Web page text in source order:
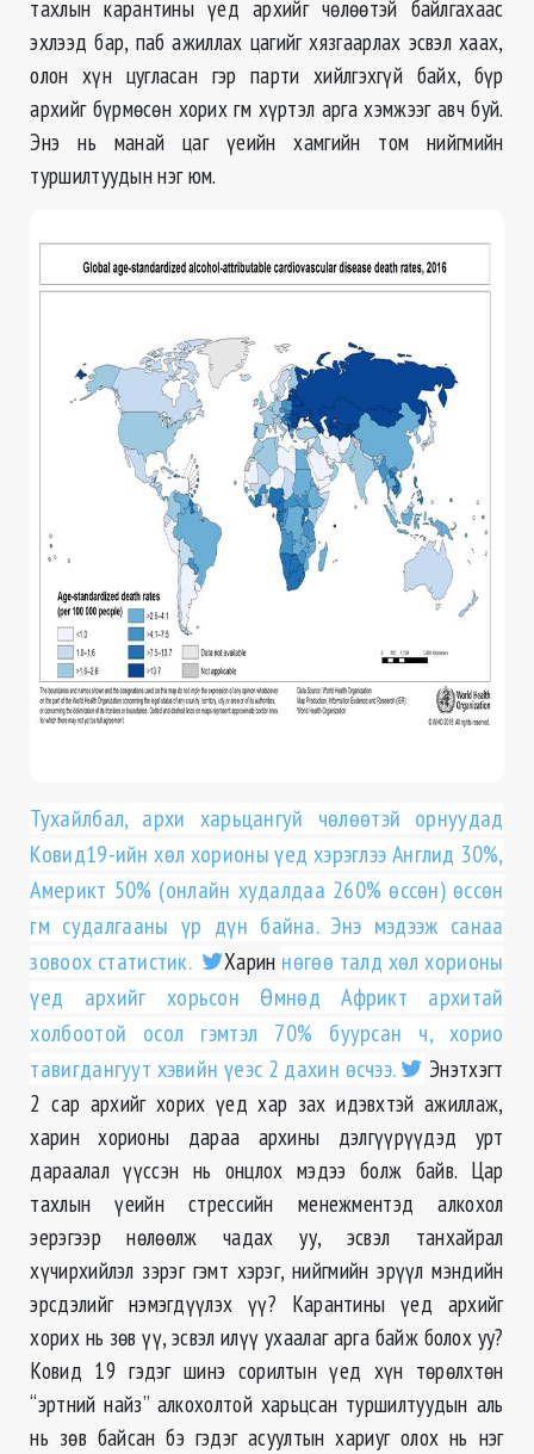
тахлын карантины үед архийг чѳлѳѳтэй байлгахаас
эхлээд бар, паб ажиллах цагийг хязгаарлах эсвэл хаах,
олон хүн цугласан гэр парти хийлгэхгүй байх, бүр
архийг бүрмѳсѳн хорих гм хүртэл арга хэмжээг авч буй.
Энэ нь манай цаг үеийн хамгийн том нийгмийн
туршилтуудын нэг юм.
Тухайлбал, архи харьцангуй чѳлѳѳтэй орнуудад
Ковид19-ийн хѳл хорионы үед хэрэглээ Англид 30%,
Америкт 50% (онлайн худалдаа 260% ѳссѳн) ѳссѳн
гм судалгааны үр дүн байна. Энэ мэдээж санаа
зовоох статистик.
Харин нѳгѳѳ талд хѳл хорионы
үед архийг хорьсон Ѳмнѳд Африкт архитай
холбоотой осол гэмтэл 70% буурсан ч, хорио
тавигдангуут хэвийн үеэс 2 дахин ѳсчээ.
Энэтхэгт
2 сар архийг хорих үед хар зах идэвхтэй ажиллаж,
харин хорионы дараа архины дэлгүүрүүдэд урт
дараалал үүссэн нь онцлох мэдээ болж байв. Цар
тахлын үеийн стрессийн менежментэд алкохол
эерэгээр нѳлѳѳлж чадах уу, эсвэл танхайрал
хүчирхийлэл зэрэг гэмт хэрэг, нийгмийн эрүүл мэндийн
эрсдэлийг нэмэгдүүлэх үү? Карантины үед архийг
хорих нь зѳв үү, эсвэл илүү ухаалаг арга байж болох уу?
Ковид 19 гэдэг шинэ сорилтын үед хүн тѳрѳлхтѳн
“эртний найз” алкохолтой харьцсан туршилтуудын аль
нь зѳв байсан бэ гэдэг асуултын хариуг олох нь нэг